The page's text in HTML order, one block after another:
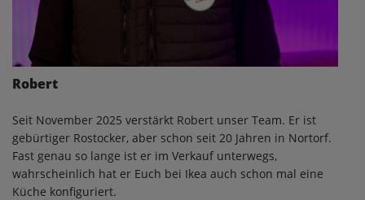
Robert
Seit November 2025 verstärkt Robert unser Team. Er ist
gebürtiger Rostocker, aber schon seit 20 Jahren in Nortorf.
Fast genau so lange ist er im Verkauf unterwegs,
wahrscheinlich hat er Euch bei Ikea auch schon mal eine
Küche konfiguriert.